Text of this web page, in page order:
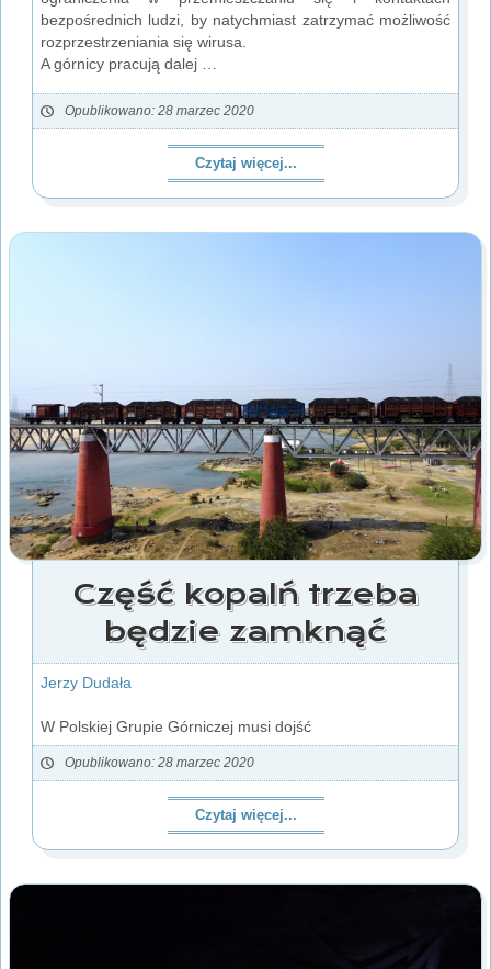
bezpośrednich ludzi, by natychmiast zatrzymać możliwość
rozprzestrzeniania się wirusa.
A górnicy pracują dalej …
Opublikowano: 28 marzec 2020
Czytaj więcej...
Część kopalń trzeba
będzie zamknąć
Jerzy Dudała
W Polskiej Grupie Górniczej musi dojść
Opublikowano: 28 marzec 2020
Czytaj więcej...